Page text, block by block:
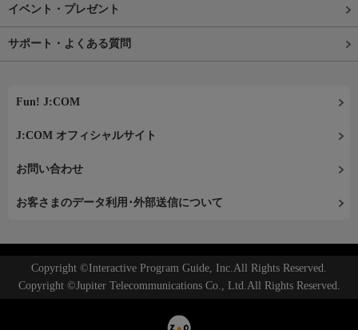
イベント・プレゼント
サポート・よくある質問
Fun! J:COM
J:COM オフィシャルサイト
お問い合わせ
お客さまのデータ利用･外部送信について
Copyright ©Interactive Program Guide, Inc.All Rights Reserved.
Copyright ©Jupiter Telecommunications Co., Ltd.All Rights Reserved.